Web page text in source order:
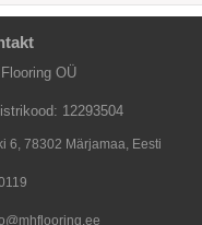
OÜ
12293504
6, 78302 Märjamaa, Eesti